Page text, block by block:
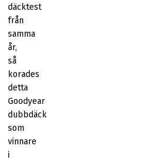
däcktest
från
samma
år,
så
korades
detta
Goodyear
dubbdäck
som
vinnare
i